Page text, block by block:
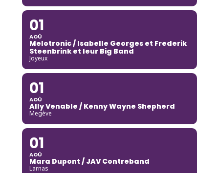
01
AOÛ
Melotronic / Isabelle Georges et Frederik
Steenbrink et leur Big Band
Joyeux
01
AOÛ
Ally Venable / Kenny Wayne Shepherd
Megève
01
AOÛ
Mara Dupont / JAV Contreband
Larnas